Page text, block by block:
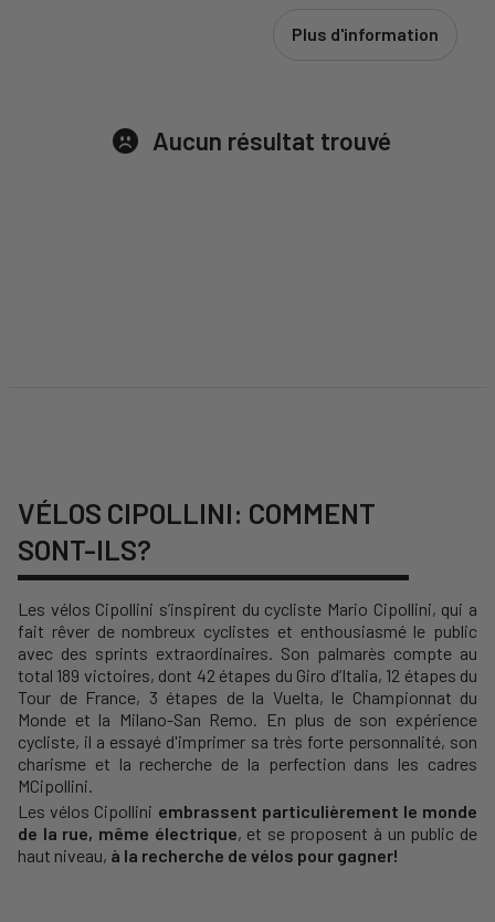
Plus d'information
Aucun résultat trouvé
VÉLOS CIPOLLINI: COMMENT
SONT-ILS?
Les vélos Cipollini s’inspirent du cycliste Mario Cipollini, qui a
fait rêver de nombreux cyclistes et enthousiasmé le public
avec des sprints extraordinaires. Son palmarès compte au
total 189 victoires, dont 42 étapes du Giro d’Italia, 12 étapes du
Tour de France, 3 étapes de la Vuelta, le Championnat du
Monde et la Milano-San Remo.
En plus de son expérience
cycliste, il a essayé d'imprimer sa très forte personnalité, son
charisme et la recherche de la perfection dans les cadres
MCipollini.
Les vélos Cipollini embrassent particulièrement le monde
de la rue, même électrique, et se proposent à un public de
haut niveau, à la recherche de vélos pour gagner!